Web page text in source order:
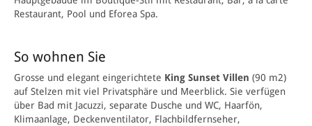
Restaurant, Pool und Eforea Spa.
So wohnen Sie
Grosse und elegant eingerichtete King Sunset Villen (90 m2)
auf Stelzen mit viel Privatsphäre und Meerblick. Sie verfügen
über Bad mit Jacuzzi, separate Dusche und WC, Haarfön,
Klimaanlage, Deckenventilator, Flachbildfernseher,